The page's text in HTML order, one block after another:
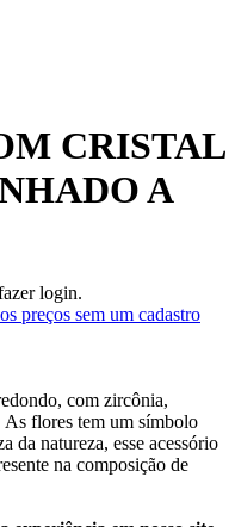
CRISTAL
A
login.
preços sem um cadastro
com zircônia,
As flores tem um símbolo
da natureza, esse acessório
na composição de